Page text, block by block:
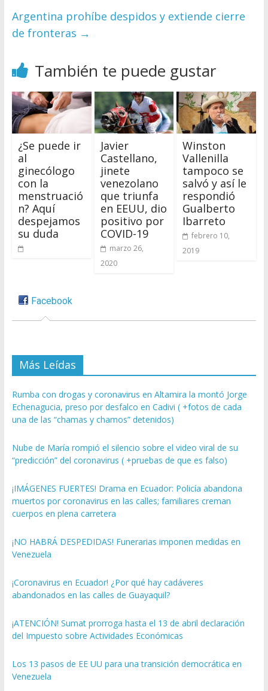
Argentina prohíbe despidos y extiende cierre
de fronteras →
También te puede gustar
¿Se puede ir
al
ginecólogo
con la
menstruació
n? Aquí
despejamos
su duda
Javier
Castellano,
jinete
venezolano
que triunfa
en EEUU, dio
positivo por
COVID-19
marzo 26,
2020
Winston
Vallenilla
tampoco se
salvó y así le
respondió
Gualberto
Ibarreto
febrero 10,
2019
Facebook
Más Leídas
Rumba con drogas y coronavirus en Altamira la montó Jorge
Echenagucia, preso por desfalco en Cadivi ( +fotos de cada
una de las “chamas y chamos” detenidos)
Nube de María rompió el silencio sobre el video viral de su
“predicción” del coronavirus ( +pruebas de que es falso)
¡IMÁGENES FUERTES! Drama en Ecuador: Policía abandona
muertos por coronavirus en las calles; familiares creman
cuerpos en plena carretera
¡NO HABRÁ DESPEDIDAS! Funerarias imponen medidas en
Venezuela
¡Coronavirus en Ecuador! ¿Por qué hay cadáveres
abandonados en las calles de Guayaquil?
¡ATENCIÓN! Sumat prorroga hasta el 13 de abril declaración
del Impuesto sobre Actividades Económicas
Los 13 pasos de EE UU para una transición democrática en
Venezuela